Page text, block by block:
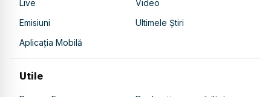
Live
Video
Emisiuni
Ultimele Știri
Aplicația Mobilă
Utile